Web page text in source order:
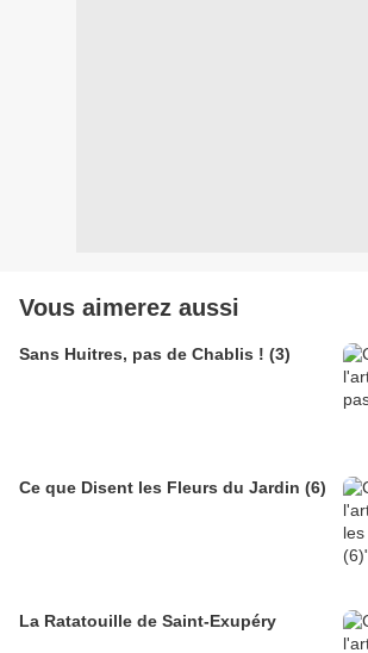
Vous aimerez aussi
Sans Huitres, pas de Chablis ! (3)
Ce que Disent les Fleurs du Jardin (6)
La Ratatouille de Saint-Exupéry